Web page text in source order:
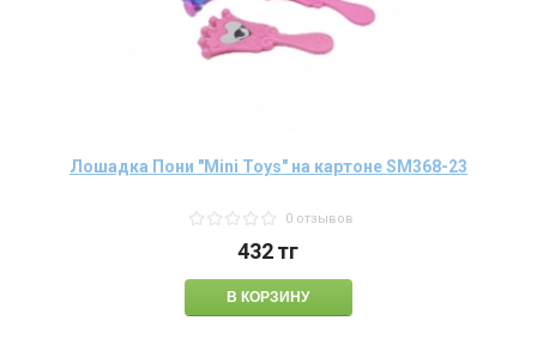
Лошадка Пони "Mini Toys" на картоне SM368-23
0 отзывов
432тг